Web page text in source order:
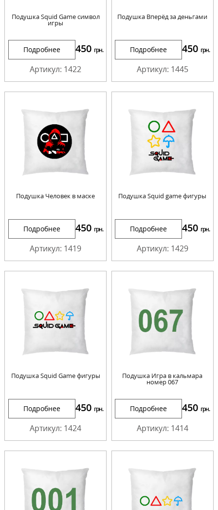
Подушка Squid Game символ
игры
Подробнее 450 грн.
Артикул: 1422
Подушка Вперёд за деньгами
Подробнее 450 грн.
Артикул: 1445
Подушка Человек в маске
Подробнее 450 грн.
Артикул: 1419
Подушка Squid game фигуры
Подробнее 450 грн.
Артикул: 1429
Подушка Squid Game фигуры
Подробнее 450 грн.
Артикул: 1424
Подушка Игра в кальмара
номер 067
Подробнее 450 грн.
Артикул: 1414